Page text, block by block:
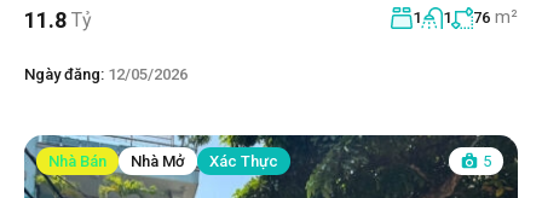
11.8 Tỷ 1 1 76 m²
Ngày đăng: 12/05/2026
Nhà Bán Nhà Mở Xác Thực 5